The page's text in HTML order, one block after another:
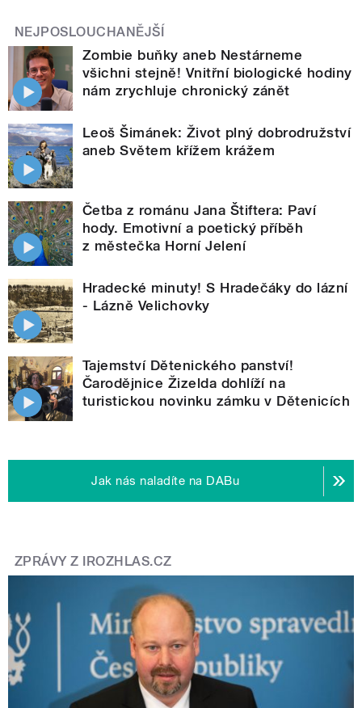
NEJPOSLOUCHANĚJŠÍ
Zombie buňky aneb Nestárneme
všichni stejně! Vnitřní biologické hodiny
nám zrychluje chronický zánět
Leoš Šimánek: Život plný dobrodružství
aneb Světem křížem krážem
Četba z románu Jana Štiftera: Paví
hody. Emotivní a poetický příběh
z městečka Horní Jelení
Hradecké minuty! S Hradečáky do lázní
- Lázně Velichovky
Tajemství Dětenického panství!
Čarodějnice Žizelda dohlíží na
turistickou novinku zámku v Dětenicích
Jak nás naladíte na DABu
ZPRÁVY Z IROZHLAS.CZ